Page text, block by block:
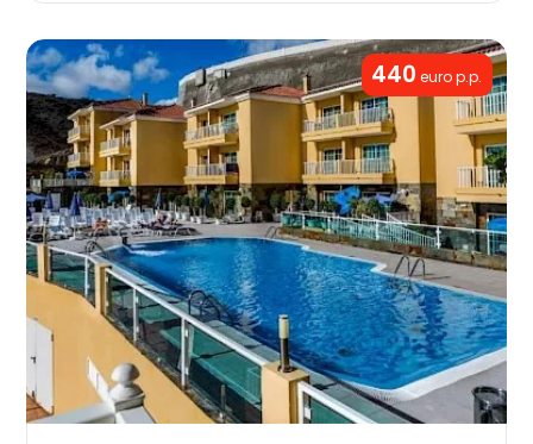
440 euro p.p.